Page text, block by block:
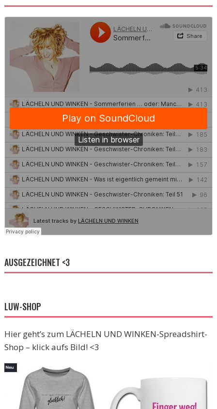
AUSGEZEICHNET <3
LUW-SHOP
Hier geht’s zum LÄCHELN UND WINKEN-Spreadshirt-
Shop – klick aufs Bild! <3